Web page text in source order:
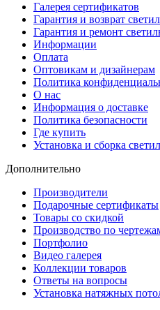
Галерея сертификатов
Гарантия и возврат
Гарантия и ремонт
Информации
Оплата
Оптовикам и дизайнерам
Политика
О нас
Информация о доставке
Политика безопасности
Где купить
Установка и сборка
Дополнительно
Производители
Подарочные сертификаты
Товары со скидкой
Производство по
Портфолио
Видео галерея
Коллекции товаров
Ответы на вопросы
Установка натяжных